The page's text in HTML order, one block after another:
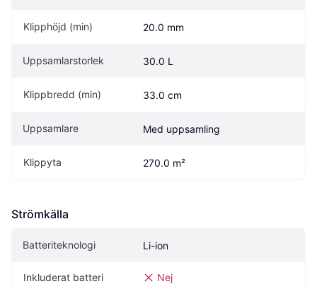
Klipphöjd (min) 20.0 mm
Uppsamlarstorlek 30.0 L
Klippbredd (min) 33.0 cm
Uppsamlare Med uppsamling
Klippyta 270.0 m²
Strömkälla
Batteriteknologi Li-ion
Inkluderat batteri Nej